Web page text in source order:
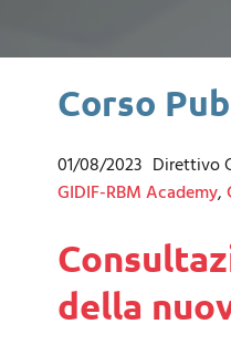
Corso
01/08/2023 Direttivo
GIDIF-RBM Academy,
della